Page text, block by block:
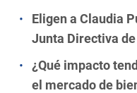
Eligen a Claudia
Junta Directiva de
¿Qué impacto
el mercado de